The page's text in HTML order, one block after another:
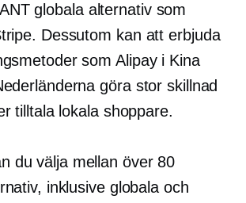
globala alternativ som
Dessutom kan att erbjuda
som Alipay i Kina
göra stor skillnad
tilltala lokala shoppare.
du välja mellan över 80
inklusive globala och